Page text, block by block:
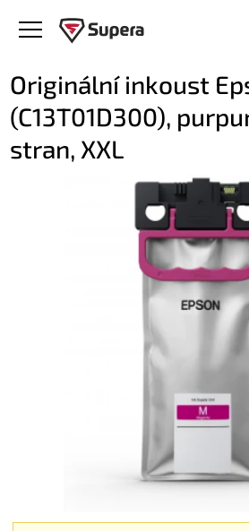
Originální inkoust
(C13T01D300),
stran, XXL